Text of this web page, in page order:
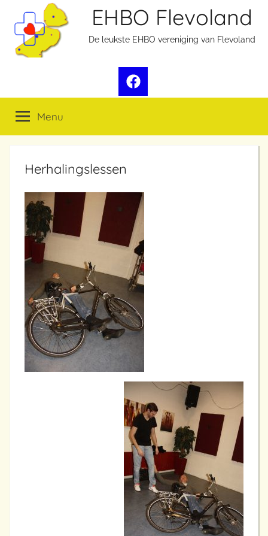
naar
inhoud
EHBO Flevoland
De leukste EHBO vereniging van Flevoland
Facebook
Menu
Herhalingslessen